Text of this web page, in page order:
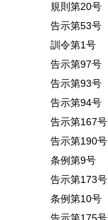
規則第20号
告示第53号
訓令第1号
告示第97号
告示第93号
告示第94号
告示第167号
告示第190号
条例第9号
告示第173号
条例第10号